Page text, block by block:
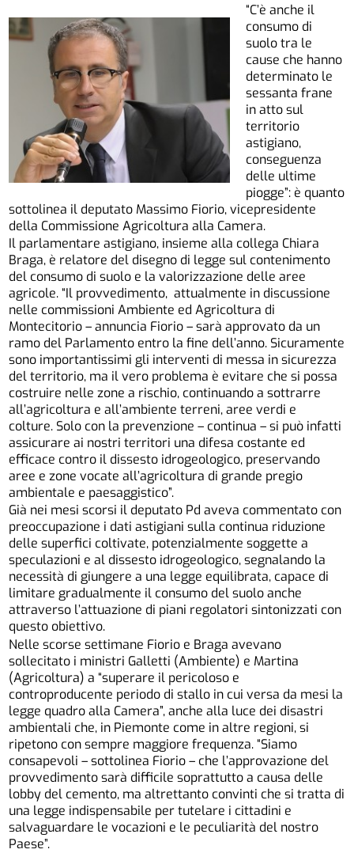
“C’è anche il
consumo di
suolo tra le
cause che hanno
determinato le
sessanta frane
in atto sul
territorio
astigiano,
conseguenza
delle ultime
piogge”: è quanto
sottolinea il deputato Massimo Fiorio, vicepresidente
della Commissione Agricoltura alla Camera.
Il parlamentare astigiano, insieme alla collega Chiara
Braga, è relatore del disegno di legge sul contenimento
del consumo di suolo e la valorizzazione delle aree
agricole. “Il provvedimento, attualmente in discussione
nelle commissioni Ambiente ed Agricoltura di
Montecitorio – annuncia Fiorio – sarà approvato da un
ramo del Parlamento entro la fine dell’anno. Sicuramente
sono importantissimi gli interventi di messa in sicurezza
del territorio, ma il vero problema è evitare che si possa
costruire nelle zone a rischio, continuando a sottrarre
all’agricoltura e all’ambiente terreni, aree verdi e
colture. Solo con la prevenzione – continua – si può infatti
assicurare ai nostri territori una difesa costante ed
efficace contro il dissesto idrogeologico, preservando
aree e zone vocate all’agricoltura di grande pregio
ambientale e paesaggistico”.
Già nei mesi scorsi il deputato Pd aveva commentato con
preoccupazione i dati astigiani sulla continua riduzione
delle superfici coltivate, potenzialmente soggette a
speculazioni e al dissesto idrogeologico, segnalando la
necessità di giungere a una legge equilibrata, capace di
limitare gradualmente il consumo del suolo anche
attraverso l’attuazione di piani regolatori sintonizzati con
questo obiettivo.
Nelle scorse settimane Fiorio e Braga avevano
sollecitato i ministri Galletti (Ambiente) e Martina
(Agricoltura) a “superare il pericoloso e
controproducente periodo di stallo in cui versa da mesi la
legge quadro alla Camera”, anche alla luce dei disastri
ambientali che, in Piemonte come in altre regioni, si
ripetono con sempre maggiore frequenza. “Siamo
consapevoli – sottolinea Fiorio – che l’approvazione del
provvedimento sarà difficile soprattutto a causa delle
lobby del cemento, ma altrettanto convinti che si tratta di
una legge indispensabile per tutelare i cittadini e
salvaguardare le vocazioni e le peculiarità del nostro
Paese”.